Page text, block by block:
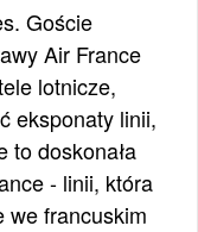
Goście
Air France
lotnicze,
eksponaty linii,
to doskonała
- linii, która
we francuskim